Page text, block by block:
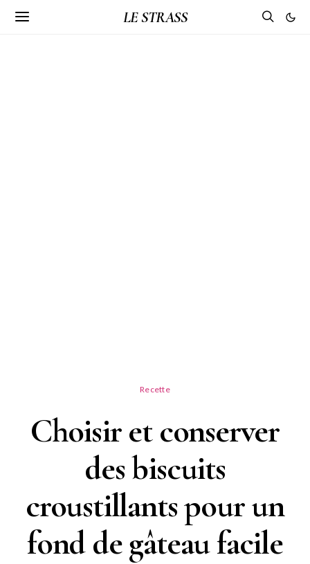
LE STRASS
Recette
Choisir et conserver
des biscuits
croustillants pour un
fond de gâteau facile